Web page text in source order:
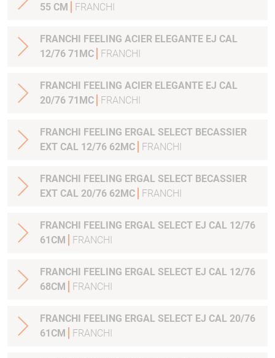
55 CM
FRANCHI
FRANCHI FEELING ACIER ELEGANTE EJ CAL
12/76 71MC
FRANCHI
FRANCHI FEELING ACIER ELEGANTE EJ CAL
20/76 71MC
FRANCHI
FRANCHI FEELING ERGAL SELECT BECASSIER
EXT CAL 12/76 62MC
FRANCHI
FRANCHI FEELING ERGAL SELECT BECASSIER
EXT CAL 20/76 62MC
FRANCHI
FRANCHI FEELING ERGAL SELECT EJ CAL 12/76
61CM
FRANCHI
FRANCHI FEELING ERGAL SELECT EJ CAL 12/76
68CM
FRANCHI
FRANCHI FEELING ERGAL SELECT EJ CAL 20/76
61CM
FRANCHI